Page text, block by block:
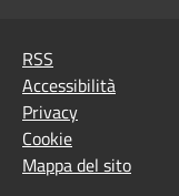
RSS
Accessibilità
Privacy
Cookie
Mappa del sito